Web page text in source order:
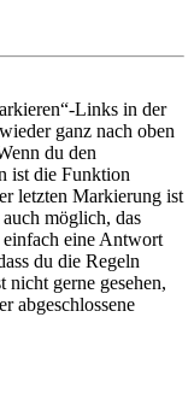
Links in der
ganz nach oben
du den
ist die Funktion
letzten Markierung ist
möglich, das
eine Antwort
du die Regeln
nicht gerne gesehen,
abgeschlossene